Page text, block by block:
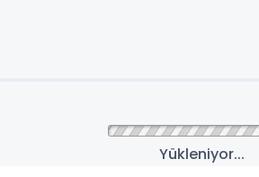
Yükleniyor...